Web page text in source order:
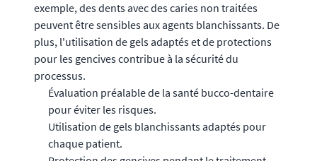
exemple, des dents avec des caries non traitées
peuvent être sensibles aux agents blanchissants. De
plus, l'utilisation de gels adaptés et de protections
pour les gencives contribue à la sécurité du
processus.
Évaluation préalable de la santé bucco-dentaire
pour éviter les risques.
Utilisation de gels blanchissants adaptés pour
chaque patient.